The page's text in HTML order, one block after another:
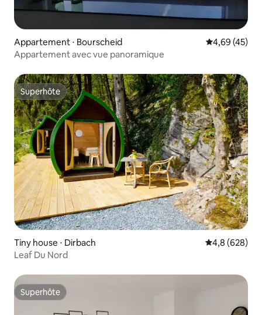
Appartement ⋅ Bourscheid Évaluation
4,69 (45)
Appartement avec vue panoramique
Superhôte
Superhôte
Tiny house ⋅ Dirbach Évaluation
4,8 (628)
Leaf Du Nord
Superhôte
Superhôte